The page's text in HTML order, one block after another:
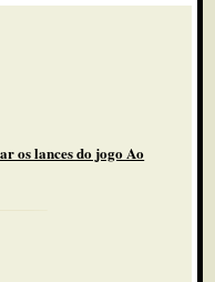
os lances do jogo Ao